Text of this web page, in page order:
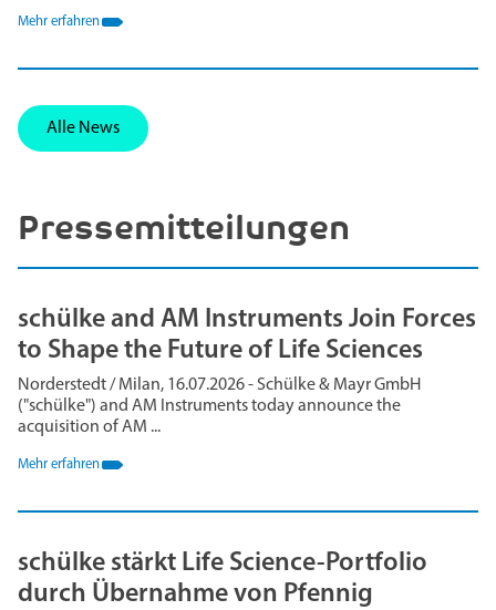
Mehr erfahren
Alle News
Pressemitteilungen
schülke and AM Instruments Join Forces
to Shape the Future of Life Sciences
Norderstedt / Milan, 16.07.2026 - Schülke & Mayr GmbH
("schülke") and AM Instruments today announce the
acquisition of AM ...
Mehr erfahren
schülke stärkt Life Science-Portfolio
durch Übernahme von Pfennig